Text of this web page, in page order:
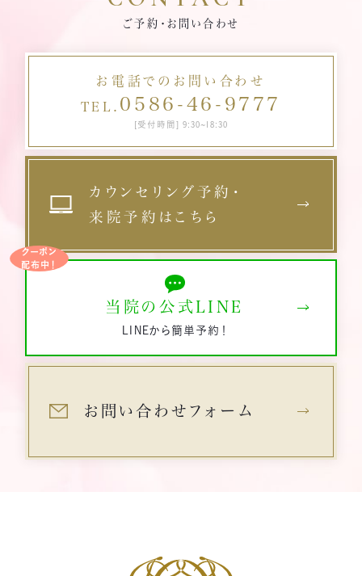
ご予約・お問い合わせ
お電話でのお問い合わせ
TEL. 0586-46-9777
[受付時間] 9:30~18:30
カウンセリング予約・
来院予約はこちら
クーポン
配布中！
当院の公式LINE
LINEから簡単予約！
お問い合わせフォーム